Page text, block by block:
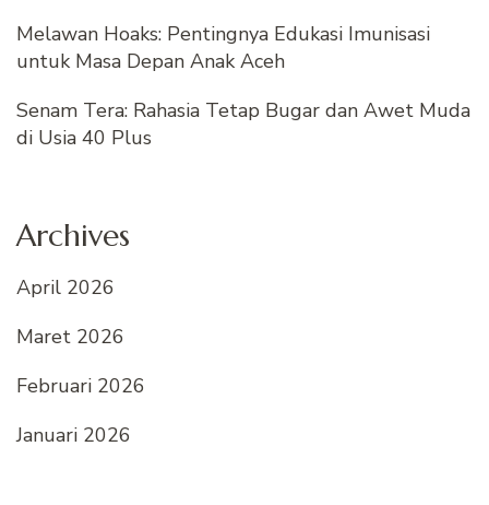
Melawan Hoaks: Pentingnya Edukasi Imunisasi
untuk Masa Depan Anak Aceh
Senam Tera: Rahasia Tetap Bugar dan Awet Muda
di Usia 40 Plus
Archives
April 2026
Maret 2026
Februari 2026
Januari 2026